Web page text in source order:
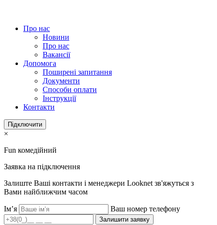
Про нас
Новини
Про нас
Вакансії
Допомога
Поширені запитання
Документи
Способи оплати
Інструкції
Контакти
Підключити
×
Fun комедійний
Заявка на підключення
Залиште Ваші контакти і менеджери Looknet зв'яжуться з
Вами найближчим часом
Ім’я Ваш номер телефону
Залишити заявку